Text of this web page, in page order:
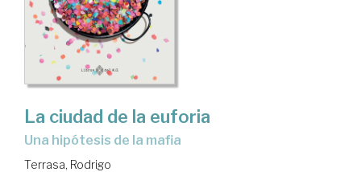
La ciudad de la euforia
una hipótesis de la mafia
Terrasa, Rodrigo